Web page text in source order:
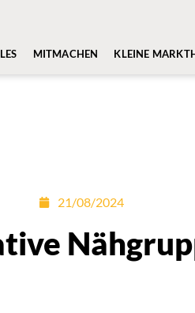
MITMACHEN KLEINE
21/08/2024